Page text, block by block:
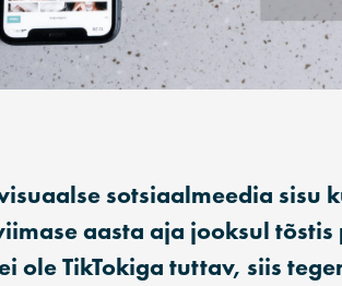
sotsiaalmeedia sisu
aasta aja jooksul
ole TikTokiga tuttav, siis